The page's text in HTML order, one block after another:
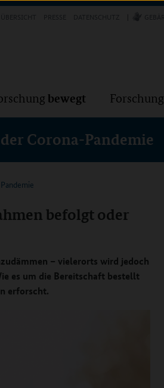
bewegt Forschung
Corona-Pandemie
befolgt oder
– vielerorts wird jedoch
es um die Bereitschaft bestellt
erforscht.
Forschung